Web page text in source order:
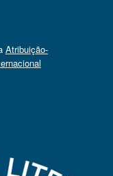
Atribuição-